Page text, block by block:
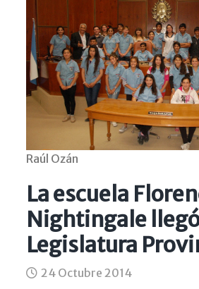
Raúl Ozán
La escuela
Nightingale
Legislatura
24 Octubre 2014